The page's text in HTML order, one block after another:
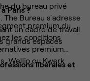
du bureau privé
Bureau s'adresse
un cadre de travail
grands espaces
Paris ?
premium du
les conditions
premium
Wellio ou Kwerk
libérales et